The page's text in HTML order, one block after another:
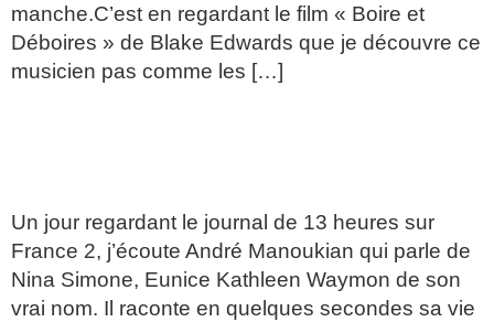
manche.C’est en regardant le film « Boire et
Déboires » de Blake Edwards que je découvre ce
musicien pas comme les […]
Un jour regardant le journal de 13 heures sur
France 2, j’écoute André Manoukian qui parle de
Nina Simone, Eunice Kathleen Waymon de son
vrai nom. Il raconte en quelques secondes sa vie